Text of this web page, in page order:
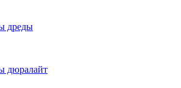
дреды
дюралайт